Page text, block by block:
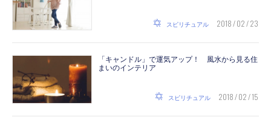
スピリチュアル 2018 / 02 / 23
「キャンドル」で運気アップ！ 風水から見る住
まいのインテリア
スピリチュアル 2018 / 02 / 15